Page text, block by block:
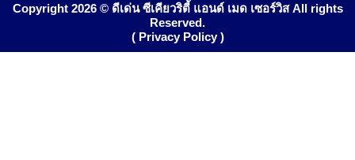
Copyright 2026 © ดีเด่น ซีเคียวริตี้ แอนด์ เมด เซอร์วิส All rights
Reserved.
( Privacy Policy )